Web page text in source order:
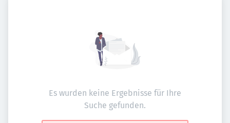
Es wurden keine Ergebnisse für Ihre
Suche gefunden.